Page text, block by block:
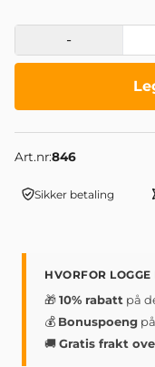
-
Art.nr:846
Sikker betaling
HVORFOR
🎁10% rabatt på
💰 Bonuspoeng
🚚Gratis frakt